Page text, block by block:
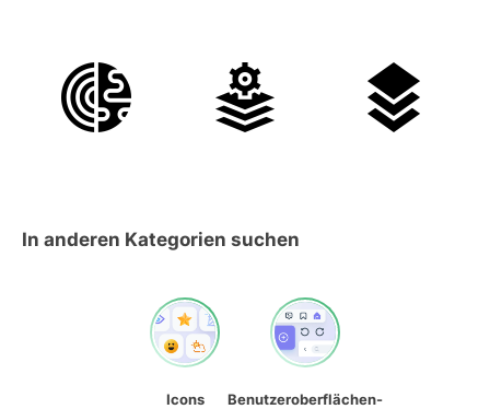
In anderen Kategorien suchen
Icons
Benutzeroberflächen-